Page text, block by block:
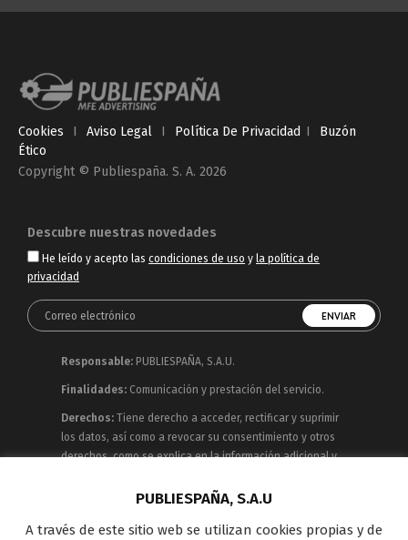
Cookies I Aviso Legal I Política De Privacidad I
Buzón
Ético
Copyright © Publiespaña. S. A. 2026
Descubre nuestras novedades
He leído y acepto las condiciones de uso y la política de
privacidad
Responsable: PUBLIESPAÑA, S.A.U.
Finalidades: Comunicación y prestación del servicio.
Derechos: Tiene derecho a acceder, rectificar y suprimir
los datos, así como a revocar su consentimiento y otros
derechos, como se explica en la información adicional y
Publiespaña es empresa de Mediaset España
PUBLIESPAÑA, S.A.U
A través de este sitio web se utilizan cookies propias y de